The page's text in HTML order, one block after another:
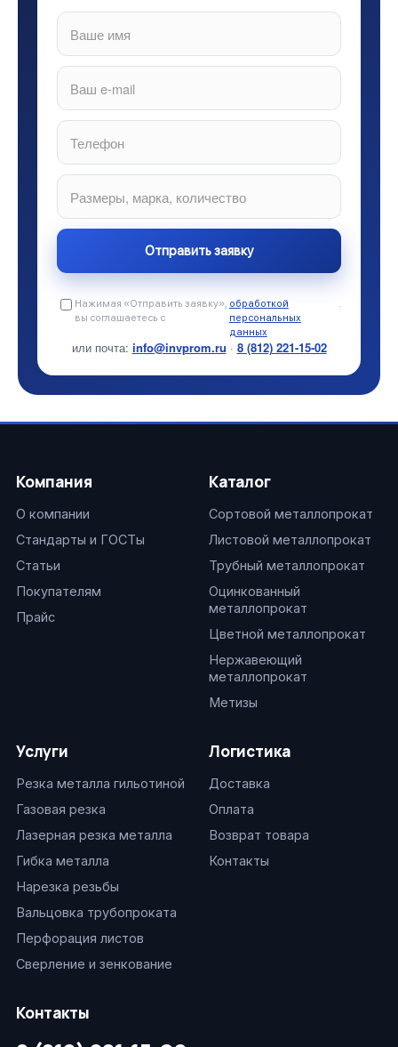
Нажимая «Отправить заявку»,
вы соглашаетесь с
обработкой
персональных
данных
.
или почта: info@invprom.ru · 8 (812) 221-15-02
Компания
О компании
Стандарты и ГОСТы
Статьи
Покупателям
Прайс
Каталог
Сортовой металлопрокат
Листовой металлопрокат
Трубный металлопрокат
Оцинкованный
металлопрокат
Цветной металлопрокат
Нержавеющий
металлопрокат
Метизы
Услуги
Резка металла гильотиной
Газовая резка
Лазерная резка металла
Гибка металла
Нарезка резьбы
Вальцовка трубопроката
Перфорация листов
Сверление и зенкование
Логистика
Доставка
Оплата
Возврат товара
Контакты
Контакты